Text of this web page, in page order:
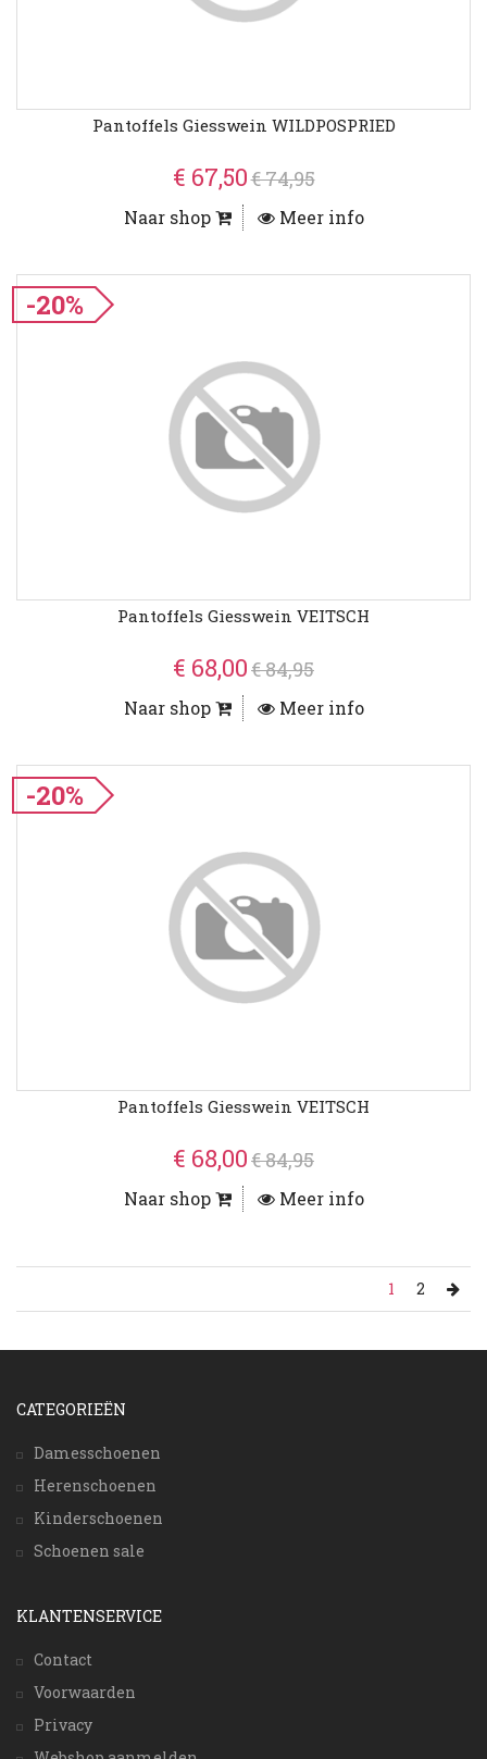
Pantoffels Giesswein WILDPOSPRIED
€ 67,50€ 74,95
Naar shop Meer info
-20%
Pantoffels Giesswein VEITSCH
€ 68,00€ 84,95
Naar shop Meer info
-20%
Pantoffels Giesswein VEITSCH
€ 68,00€ 84,95
Naar shop Meer info
1 2
CATEGORIEËN
Damesschoenen
Herenschoenen
Kinderschoenen
Schoenen sale
KLANTENSERVICE
Contact
Voorwaarden
Privacy